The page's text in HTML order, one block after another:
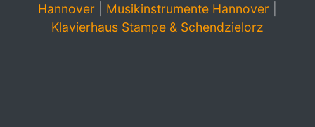
Hannover
Musikinstrumente Hannover
Klavierhaus Stampe & Schendzielorz